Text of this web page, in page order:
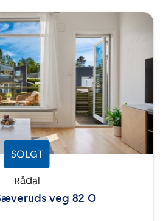
SOLGT
Rådal
veg 82 O